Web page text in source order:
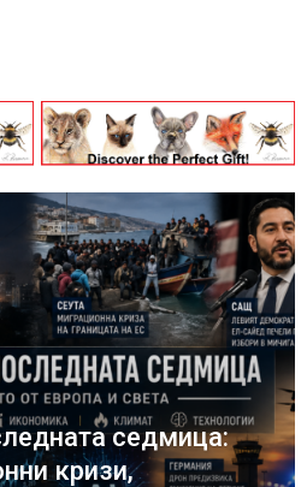
седмица:
кризи,